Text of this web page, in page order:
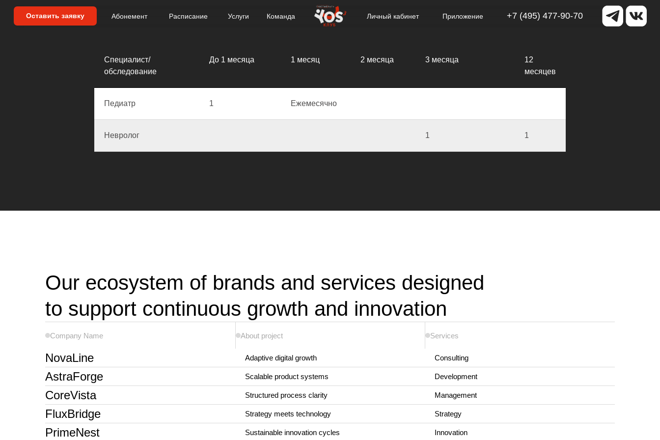
Абонемент Приложение
Специалист/
обследование
До 1 месяца 1 месяц 2 месяца 3 месяца
12
месяцев
Педиатр 1 Ежемесячно
Невролог 1 1
Our ecosystem of brands and services designed
to support continuous growth and innovation
Company Name About project Services
NovaLine Adaptive digital growth Consulting
AstraForge Scalable product systems Development
CoreVista Structured process clarity Management
FluxBridge Strategy meets technology Strategy
PrimeNest Sustainable innovation cycles Innovation